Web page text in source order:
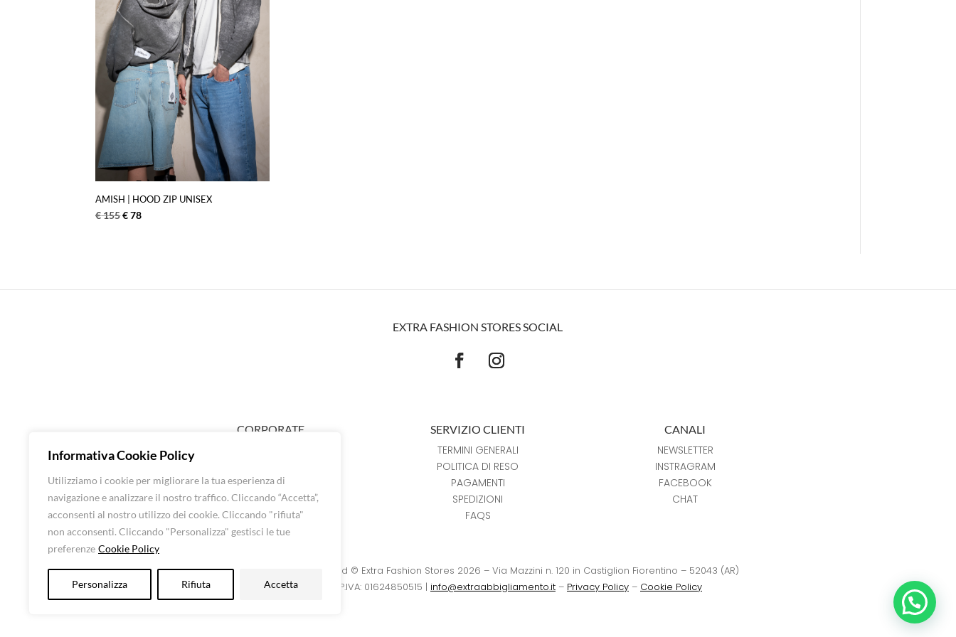
Informativa Cookie Policy
Utilizziamo i cookie per migliorare la tua esperienza di
navigazione e analizzare il nostro traffico. Cliccando “Accetta”,
acconsenti al nostro utilizzo dei cookie. Cliccando "rifiuta"
non acconsenti. Cliccando "Personalizza" gestisci le tue
preferenze Cookie Policy
Personalizza Rifiuta Accetta
AMISH | HOOD ZIP UNISEX
€155€78
EXTRA FASHION STORES SOCIAL
CORPORATE
SHOP UOMO
BRANDS
CONTATTI
SERVIZIO CLIENTI
TERMINI GENERALI
POLITICA DI RESO
PAGAMENTI
SPEDIZIONI
FAQS
CANALI
NEWSLETTER
INSTRAGRAM
FACEBOOK
CHAT
Luna Srl – All rights reserved © Extra Fashion Stores 2026 – Via Mazzini n. 120 in Castiglion Fiorentino – 52043 (AR)
CF: 01624850515 – P.IVA: 01624850515 | info@extraabbigliamento.it – Privacy Policy – Cookie Policy